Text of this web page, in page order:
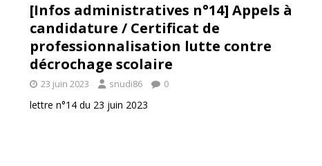
[Infos administratives n°14] Appels à
candidature / Certificat de
professionnalisation lutte contre
décrochage scolaire
23 juin 2023 snudi86 0
lettre n°14 du 23 juin 2023